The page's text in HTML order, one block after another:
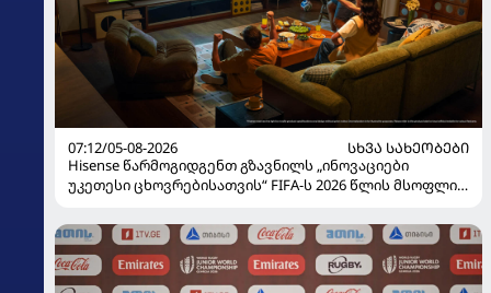
07:12/05-08-2026
ᲡᲮᲕᲐ ᲡᲐᲮᲔᲝᲑᲔᲑᲘ
Hisense წარმოგიდგენთ გზავნილს „ინოვაციები
უკეთესი ცხოვრებისათვის“ FIFA-ს 2026 წლის მსოფლიო